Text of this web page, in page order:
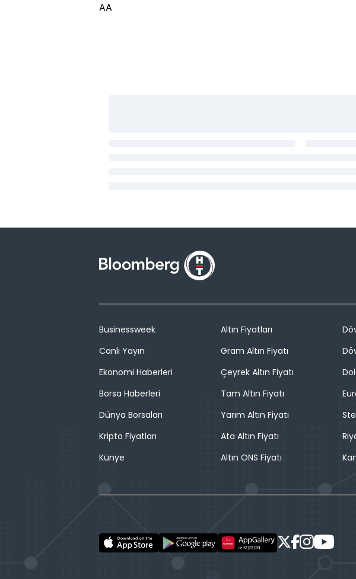
AA
Businessweek
Canlı Yayın
Ekonomi Haberleri
Borsa Haberleri
Dünya Borsaları
Kripto Fiyatları
Künye
Altın Fiyatları
Gram Altın Fiyatı
Çeyrek Altın Fiyatı
Tam Altın Fiyatı
Yarım Altın Fiyatı
Ata Altın Fiyatı
Altın ONS Fiyatı